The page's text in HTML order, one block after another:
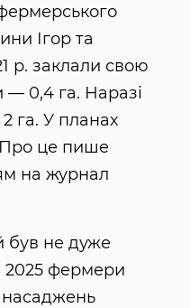
Ігор та
р. заклали свою
— 0,4 га. Наразі
га. У планах
це пише
на журнал
був не дуже
2025 фермери
насаджень